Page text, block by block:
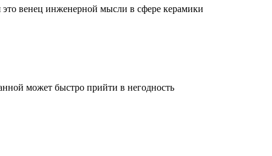
венец инженерной мысли в сфере керамики
может быстро прийти в негодность